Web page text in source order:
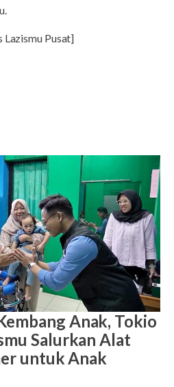
Lazismu Pusat]
Anak, Tokio
Salurkan Alat
untuk Anak